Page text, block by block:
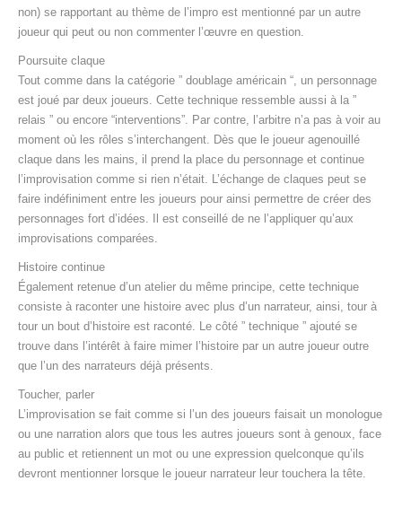
non) se rapportant au thème de l’impro est mentionné par un autre
joueur qui peut ou non commenter l’œuvre en question.
Poursuite claque
Tout comme dans la catégorie ” doublage américain “, un personnage
est joué par deux joueurs. Cette technique ressemble aussi à la ”
relais ” ou encore “interventions”. Par contre, l’arbitre n’a pas à voir au
moment où les rôles s’interchangent. Dès que le joueur agenouillé
claque dans les mains, il prend la place du personnage et continue
l’improvisation comme si rien n’était. L’échange de claques peut se
faire indéfiniment entre les joueurs pour ainsi permettre de créer des
personnages fort d’idées. Il est conseillé de ne l’appliquer qu’aux
improvisations comparées.
Histoire continue
Également retenue d’un atelier du même principe, cette technique
consiste à raconter une histoire avec plus d’un narrateur, ainsi, tour à
tour un bout d’histoire est raconté. Le côté ” technique ” ajouté se
trouve dans l’intérêt à faire mimer l’histoire par un autre joueur outre
que l’un des narrateurs déjà présents.
Toucher, parler
L’improvisation se fait comme si l’un des joueurs faisait un monologue
ou une narration alors que tous les autres joueurs sont à genoux, face
au public et retiennent un mot ou une expression quelconque qu’ils
devront mentionner lorsque le joueur narrateur leur touchera la tête.